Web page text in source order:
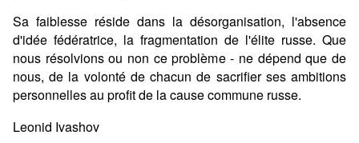
Sa faiblesse réside dans la désorganisation, l'absence
d'idée fédératrice, la fragmentation de l'élite russe. Que
nous résolvions ou non ce problème - ne dépend que de
nous, de la volonté de chacun de sacrifier ses ambitions
personnelles au profit de la cause commune russe.
Leonid Ivashov